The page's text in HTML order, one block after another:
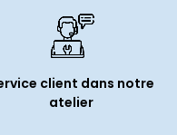
client dans notre
atelier